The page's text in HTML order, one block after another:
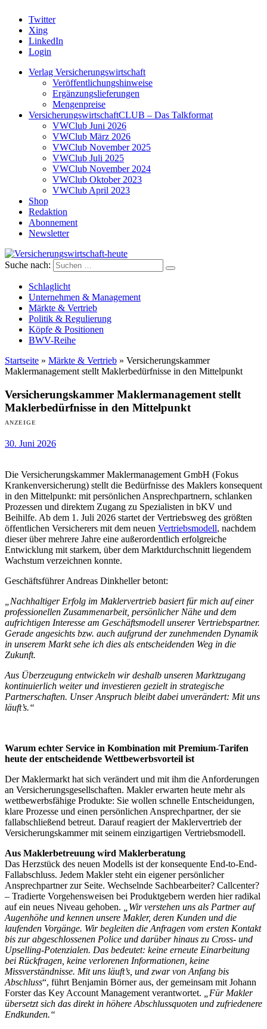
Twitter
Xing
LinkedIn
Login
Verlag Versicherungswirtschaft
Veröffentlichungshinweise
Ergänzungslieferungen
Mengenpreise
VersicherungswirtschaftCLUB – Das Talkformat
VWClub Juni 2026
VWClub März 2026
VWClub November 2025
VWClub Juli 2025
VWClub November 2024
VWClub Oktober 2023
VWClub April 2023
Shop
Redaktion
Abonnement
Newsletter
Versicherungswirtschaft-heute
Suche nach:
Schlaglicht
Unternehmen & Management
Märkte & Vertrieb
Politik & Regulierung
Köpfe & Positionen
BWV-Reihe
Startseite » Märkte & Vertrieb » Versicherungskammer
Maklermanagement stellt Maklerbedürfnisse in den Mittelpunkt
Versicherungskammer Maklermanagement stellt
Maklerbedürfnisse in den Mittelpunkt
ANZEIGE
30. Juni 2026
Die Versicherungskammer Maklermanagement GmbH (Fokus
Krankenversicherung) stellt die Bedürfnisse des Maklers konsequent
in den Mittelpunkt: mit persönlichen Ansprechpartnern, schlanken
Prozessen und direktem Zugang zu Spezialisten in bKV und
Beihilfe. Ab dem 1. Juli 2026 startet der Vertriebsweg des größten
öffentlichen Versicherers mit dem neuen Vertriebsmodell, nachdem
dieser über mehrere Jahre eine außerordentlich erfolgreiche
Entwicklung mit starkem, über dem Marktdurchschnitt liegendem
Wachstum verzeichnen konnte.
Geschäftsführer Andreas Dinkheller betont:
„Nachhaltiger Erfolg im Maklervertrieb basiert für mich auf einer
professionellen Zusammenarbeit, persönlicher Nähe und dem
aufrichtigen Interesse am Geschäftsmodell unserer Vertriebspartner.
Gerade angesichts bzw. auch aufgrund der zunehmenden Dynamik
in unserem Markt sehe ich dies als entscheidenden Weg in die
Zukunft.
Aus Überzeugung entwickeln wir deshalb unseren Marktzugang
kontinuierlich weiter und investieren gezielt in strategische
Partnerschaften. Unser Anspruch bleibt dabei unverändert: Mit uns
läuft’s.“
Warum echter Service in Kombination mit Premium-Tarifen
heute der entscheidende Wettbewerbsvorteil ist
Der Maklermarkt hat sich verändert und mit ihm die Anforderungen
an Versicherungsgesellschaften. Makler erwarten heute mehr als
wettbewerbsfähige Produkte: Sie wollen schnelle Entscheidungen,
klare Prozesse und einen persönlichen Ansprechpartner, der sie
fallabschließend betreut. Darauf reagiert der Maklervertrieb der
Versicherungskammer mit seinem einzigartigen Vertriebsmodell.
Aus Maklerbetreuung wird Maklerberatung
Das Herzstück des neuen Modells ist der konsequente End-to-End-
Fallabschluss. Jedem Makler steht ein eigener persönlicher
Ansprechpartner zur Seite. Wechselnde Sachbearbeiter? Callcenter?
‒ Tradierte Vorgehensweisen bei Produktgebern werden hier radikal
auf ein neues Niveau gehoben. „Wir verstehen uns als Partner auf
Augenhöhe und kennen unsere Makler, deren Kunden und die
laufenden Vorgänge. Wir begleiten die Anfragen vom ersten Kontakt
bis zur abgeschlossenen Police und darüber hinaus zu Cross- und
Upselling-Potenzialen. Das bedeutet: keine erneute Einarbeitung
bei Rückfragen, keine verlorenen Informationen, keine
Missverständnisse. Mit uns läuft’s, und zwar von Anfang bis
Abschluss“, führt Benjamin Börner aus, der gemeinsam mit Johann
Forster das Key Account Management verantwortet. „Für Makler
übersetzt sich das direkt in höhere Abschlussquoten und zufriedenere
Endkunden.“